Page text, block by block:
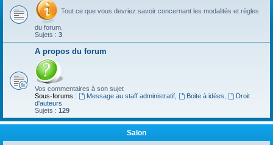
Tout ce que vous devriez savoir concernant les modalités et règles
du forum.
Sujets : 3
A propos du forum
Vos commentaires à son sujet
Sous-forums :
Message au staff administratif, Boite à idées
Droit
d'auteurs
Sujets : 129
Salon